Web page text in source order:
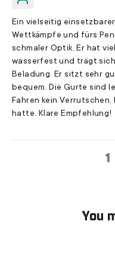
Ein vielseitig
Wettkämpfe und fürs
schmaler Optik. Er hat
wasserfest und trägt
Beladung. Er sitzt sehr
bequem. Die Gurte sind
Fahren kein
hatte. Klare Empfehlung!
1
You